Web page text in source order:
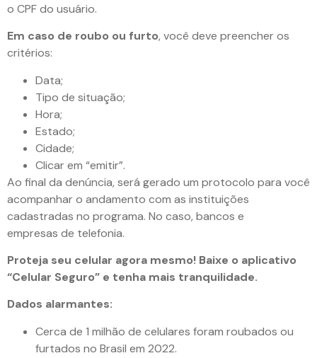
o CPF do usuário.
Em caso de roubo ou furto, você deve preencher os
critérios:
Data;
Tipo de situação;
Hora;
Estado;
Cidade;
Clicar em “emitir”.
Ao final da denúncia, será gerado um protocolo para você
acompanhar o andamento com as instituições
cadastradas no programa. No caso, bancos e
empresas de telefonia.
Proteja seu celular agora mesmo! Baixe o aplicativo
“Celular Seguro” e tenha mais tranquilidade.
Dados alarmantes:
Cerca de 1 milhão de celulares foram roubados ou
furtados no Brasil em 2022.